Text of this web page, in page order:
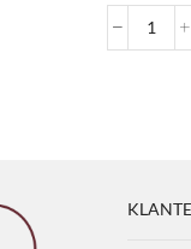
Nº02
optie kan